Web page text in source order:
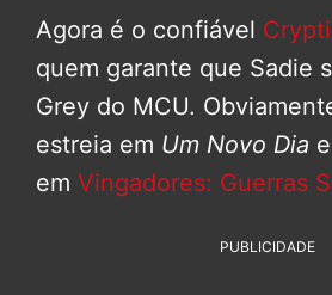
Agora é o confiável
quem garante que Sadie
Grey do MCU.
estreia em Um Novo Dia
em Vingadores: Guerras
PUBLICIDADE